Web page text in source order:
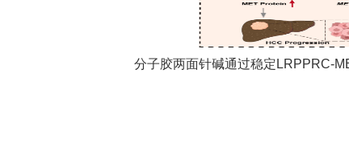
分子胶两面针碱通过稳定LRPPRC-